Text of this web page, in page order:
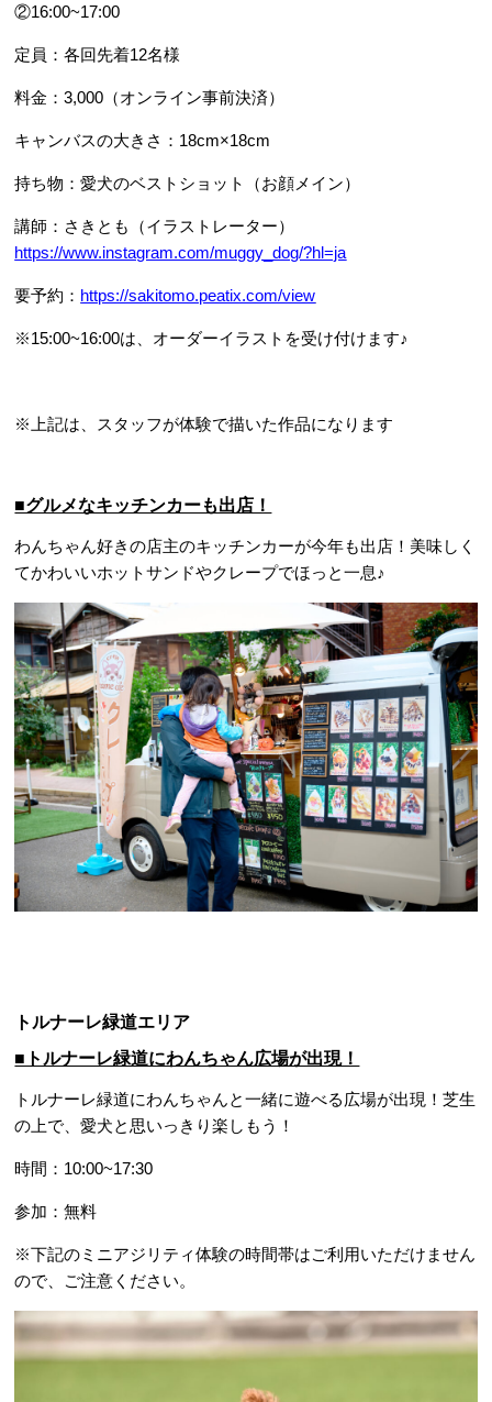
②16:00~17:00
定員：各回先着12名様
料金：3,000（オンライン事前決済）
キャンバスの大きさ：18cm×18cm
持ち物：愛犬のベストショット（お顔メイン）
講師：さきとも（イラストレーター）
https://www.instagram.com/muggy_dog/?hl=ja
要予約： https://sakitomo.peatix.com/view
※15:00~16:00は、オーダーイラストを受け付けます♪
※上記は、スタッフが体験で描いた作品になります
■グルメなキッチンカーも出店！
わんちゃん好きの店主のキッチンカーが今年も出店！美味しく
てかわいいホットサンドやクレープでほっと一息♪
トルナーレ緑道エリア
■トルナーレ緑道にわんちゃん広場が出現！
トルナーレ緑道にわんちゃんと一緒に遊べる広場が出現！芝生
の上で、愛犬と思いっきり楽しもう！
時間：10:00~17:30
参加：無料
※下記のミニアジリティ体験の時間帯はご利用いただけません
ので、ご注意ください。